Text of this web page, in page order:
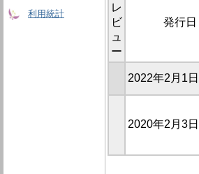
利用統計
レ
ビ
ュ
ー
発行日
2022年2月1
2020年2月3